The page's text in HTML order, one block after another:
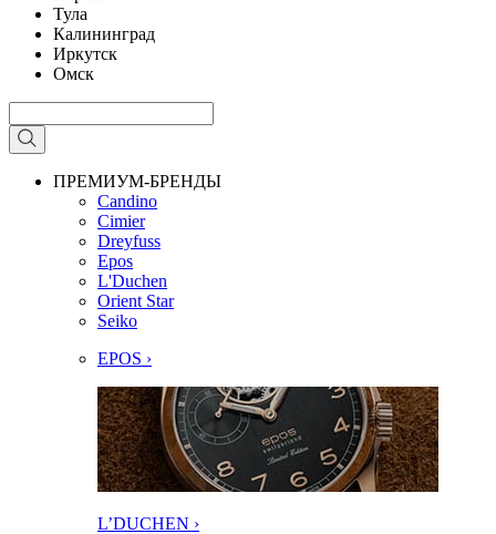
Тула
Калининград
Иркутск
Омск
ПРЕМИУМ-БРЕНДЫ
Candino
Cimier
Dreyfuss
Epos
L'Duchen
Orient Star
Seiko
EPOS ›
L’DUCHEN ›